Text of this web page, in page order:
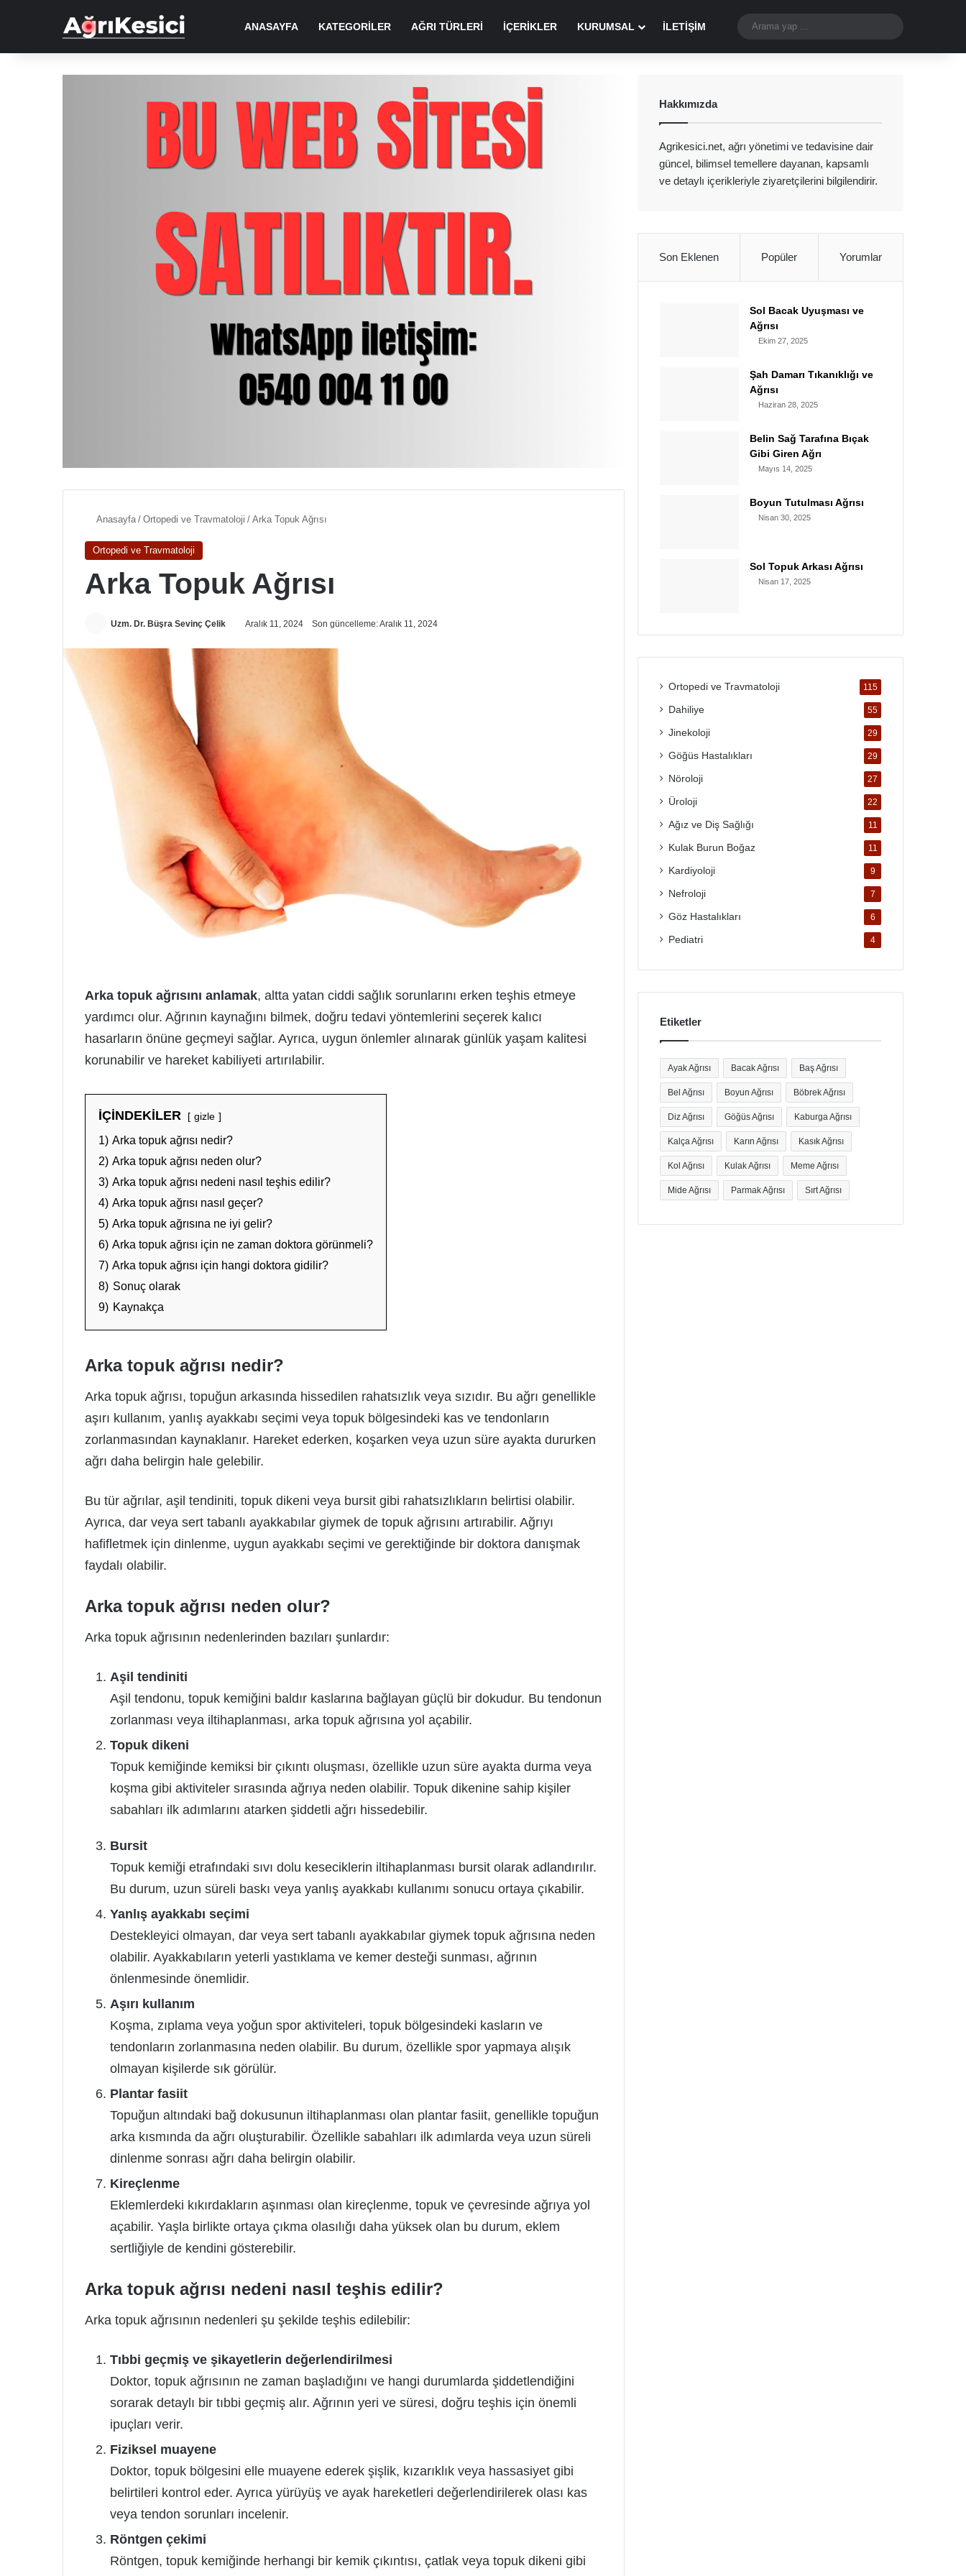
ANASAYFA KATEGORILER AĞRI TÜRLERI İÇERIKLER KURUMSAL İLETIŞIM Dış görünümü değiştir
yap
Anasayfa / Ortopedi ve Travmatoloji / Arka Topuk Ağrısı
Ortopedi ve Travmatoloji
Arka Topuk Ağrısı
Uzm. Dr. Büşra Sevinç Çelik Aralık 11, 2024 Son güncelleme: Aralık 11, 2024
Arka topuk ağrısını anlamak, altta yatan ciddi sağlık sorunlarını erken teşhis etmeye
yardımcı olur. Ağrının kaynağını bilmek, doğru tedavi yöntemlerini seçerek kalıcı
hasarların önüne geçmeyi sağlar. Ayrıca, uygun önlemler alınarak günlük yaşam kalitesi
korunabilir ve hareket kabiliyeti artırılabilir.
İÇİNDEKİLER gizle
1) Arka topuk ağrısı nedir?
2) Arka topuk ağrısı neden olur?
3) Arka topuk ağrısı nedeni nasıl teşhis edilir?
4) Arka topuk ağrısı nasıl geçer?
5) Arka topuk ağrısına ne iyi gelir?
6) Arka topuk ağrısı için ne zaman doktora görünmeli?
7) Arka topuk ağrısı için hangi doktora gidilir?
8) Sonuç olarak
9) Kaynakça
Arka topuk ağrısı nedir?
Arka topuk ağrısı, topuğun arkasında hissedilen rahatsızlık veya sızıdır. Bu ağrı genellikle
aşırı kullanım, yanlış ayakkabı seçimi veya topuk bölgesindeki kas ve tendonların
zorlanmasından kaynaklanır. Hareket ederken, koşarken veya uzun süre ayakta dururken
ağrı daha belirgin hale gelebilir.
Bu tür ağrılar, aşil tendiniti, topuk dikeni veya bursit gibi rahatsızlıkların belirtisi olabilir.
Ayrıca, dar veya sert tabanlı ayakkabılar giymek de topuk ağrısını artırabilir. Ağrıyı
hafifletmek için dinlenme, uygun ayakkabı seçimi ve gerektiğinde bir doktora danışmak
faydalı olabilir.
Arka topuk ağrısı neden olur?
Arka topuk ağrısının nedenlerinden bazıları şunlardır:
Aşil tendiniti
Aşil tendonu, topuk kemiğini baldır kaslarına bağlayan güçlü bir dokudur. Bu tendonun
zorlanması veya iltihaplanması, arka topuk ağrısına yol açabilir.
Topuk dikeni
Topuk kemiğinde kemiksi bir çıkıntı oluşması, özellikle uzun süre ayakta durma veya
koşma gibi aktiviteler sırasında ağrıya neden olabilir. Topuk dikenine sahip kişiler
sabahları ilk adımlarını atarken şiddetli ağrı hissedebilir.
Bursit
Topuk kemiği etrafındaki sıvı dolu keseciklerin iltihaplanması bursit olarak adlandırılır.
Bu durum, uzun süreli baskı veya yanlış ayakkabı kullanımı sonucu ortaya çıkabilir.
Yanlış ayakkabı seçimi
Destekleyici olmayan, dar veya sert tabanlı ayakkabılar giymek topuk ağrısına neden
olabilir. Ayakkabıların yeterli yastıklama ve kemer desteği sunması, ağrının
önlenmesinde önemlidir.
Aşırı kullanım
Koşma, zıplama veya yoğun spor aktiviteleri, topuk bölgesindeki kasların ve
tendonların zorlanmasına neden olabilir. Bu durum, özellikle spor yapmaya alışık
olmayan kişilerde sık görülür.
Plantar fasiit
Topuğun altındaki bağ dokusunun iltihaplanması olan plantar fasiit, genellikle topuğun
arka kısmında da ağrı oluşturabilir. Özellikle sabahları ilk adımlarda veya uzun süreli
dinlenme sonrası ağrı daha belirgin olabilir.
Kireçlenme
Eklemlerdeki kıkırdakların aşınması olan kireçlenme, topuk ve çevresinde ağrıya yol
açabilir. Yaşla birlikte ortaya çıkma olasılığı daha yüksek olan bu durum, eklem
sertliğiyle de kendini gösterebilir.
Arka topuk ağrısı nedeni nasıl teşhis edilir?
Arka topuk ağrısının nedenleri şu şekilde teşhis edilebilir:
Tıbbi geçmiş ve şikayetlerin değerlendirilmesi
Doktor, topuk ağrısının ne zaman başladığını ve hangi durumlarda şiddetlendiğini
sorarak detaylı bir tıbbi geçmiş alır. Ağrının yeri ve süresi, doğru teşhis için önemli
ipuçları verir.
Fiziksel muayene
Doktor, topuk bölgesini elle muayene ederek şişlik, kızarıklık veya hassasiyet gibi
belirtileri kontrol eder. Ayrıca yürüyüş ve ayak hareketleri değerlendirilerek olası kas
veya tendon sorunları incelenir.
Röntgen çekimi
Röntgen, topuk kemiğinde herhangi bir kemik çıkıntısı, çatlak veya topuk dikeni gibi
Hakkımızda
Agrikesici.net, ağrı yönetimi ve tedavisine dair
güncel, bilimsel temellere dayanan, kapsamlı
ve detaylı içerikleriyle ziyaretçilerini bilgilendirir.
Son Eklenen Popüler Yorumlar
Sol Bacak Uyuşması ve
Ağrısı
Ekim 27, 2025
Şah Damarı Tıkanıklığı ve
Ağrısı
Haziran 28, 2025
Belin Sağ Tarafına Bıçak
Gibi Giren Ağrı
Mayıs 14, 2025
Boyun Tutulması Ağrısı
Nisan 30, 2025
Sol Topuk Arkası Ağrısı
Nisan 17, 2025
Ortopedi ve Travmatoloji 115
Dahiliye 55
Jinekoloji 29
Göğüs Hastalıkları 29
Nöroloji 27
Üroloji 22
Ağız ve Diş Sağlığı 11
Kulak Burun Boğaz 11
Kardiyoloji 9
Nefroloji 7
Göz Hastalıkları 6
Pediatri 4
Etiketler
Ayak Ağrısı Bacak Ağrısı Baş Ağrısı
Bel Ağrısı Boyun Ağrısı Böbrek Ağrısı
Diz Ağrısı Göğüs Ağrısı Kaburga Ağrısı
Kalça Ağrısı Karın Ağrısı Kasık Ağrısı
Kol Ağrısı Kulak Ağrısı Meme Ağrısı
Mide Ağrısı Parmak Ağrısı Sırt Ağrısı